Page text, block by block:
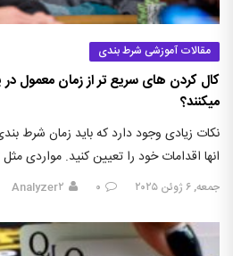
مقالات آموزشی شرط بندی
کال کردن های سریع تر از زمان معمول در
میکنند؟
نکات زیادی وجود دارد که باید زمان شرط
انها اقدامات خود را تعیین کنید. مواردی
جمعه, ۶ ژوئن ۲۰۲۵ ۰ Analyzer۲